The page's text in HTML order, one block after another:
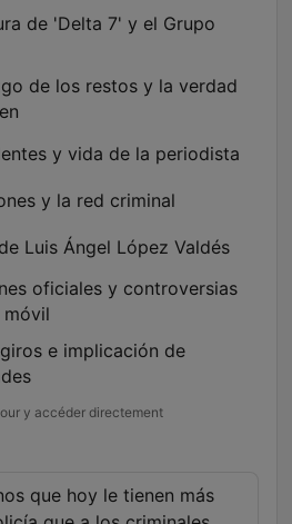
de 'Delta 7' y el Grupo
de los restos y la verdad
y vida de la periodista
y la red criminal
Luis Ángel López Valdés
oficiales y controversias
móvil
e implicación de
y accéder directement
que hoy le tienen más